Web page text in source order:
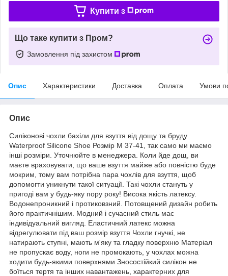
Купити з
Що таке купити з Пром?
Замовлення під захистом
Опис Характеристики Доставка Оплата Умови
Опис
Силіконові чохли бахіли для взуття від дощу та бруду
Waterproof Silicone Shoe Розмір M 37-41, так само ми маємо
інші розміри. Уточнюйте в менеджера. Коли йде дощ, ви
маєте враховувати, що ваше взуття майже або повністю буде
мокрим, тому вам потрібна пара чохлів для взуття, щоб
допомогти уникнути такої ситуації. Такі чохли стануть у
пригоді вам у будь-яку пору року! Висока якість латексу.
Водонепроникний і протиковзний. Потовщений дизайн робить
його практичнішим. Модний і сучасний стиль має
індивідуальний вигляд. Еластичний латекс можна
відрегулювати під ваш розмір взуття Чохли гнучкі, не
натирають ступні, мають м'яку та гладку поверхню Матеріал
не пропускає воду, ноги не промокають, у чохлах можна
ходити будь-якими поверхнями Зносостійкий силікон не
боїться тертя та інших навантажень, характерних для